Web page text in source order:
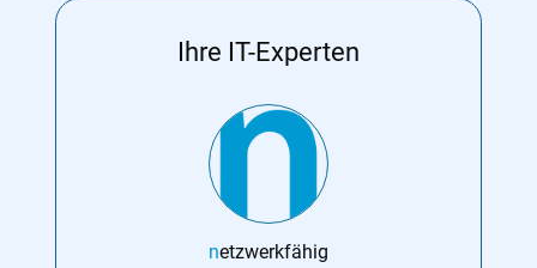
Ihre IT-Experten
netzwerkfähig